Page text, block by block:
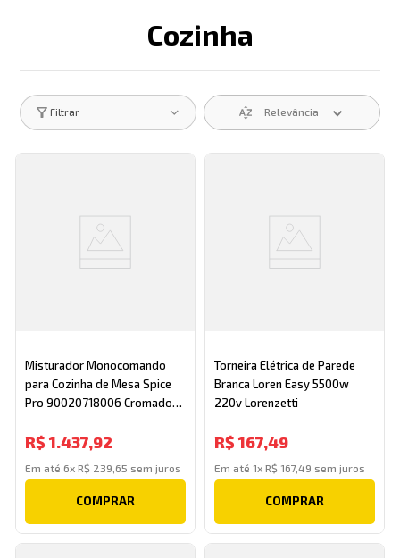
Cozinha
Descrição search
Filtrar Relevância
Misturador Monocomando
para Cozinha de Mesa Spice
Pro 90020718006 Cromado
R$ 1.437,92
Em até6xR$ 239 ,65 sem juros
COMPRAR
Torneira Elétrica de Parede
Branca Loren Easy 5500w
220v Lorenzetti
R$ 167,49
Em até 1x R$ 167,49 sem juros
COMPRAR